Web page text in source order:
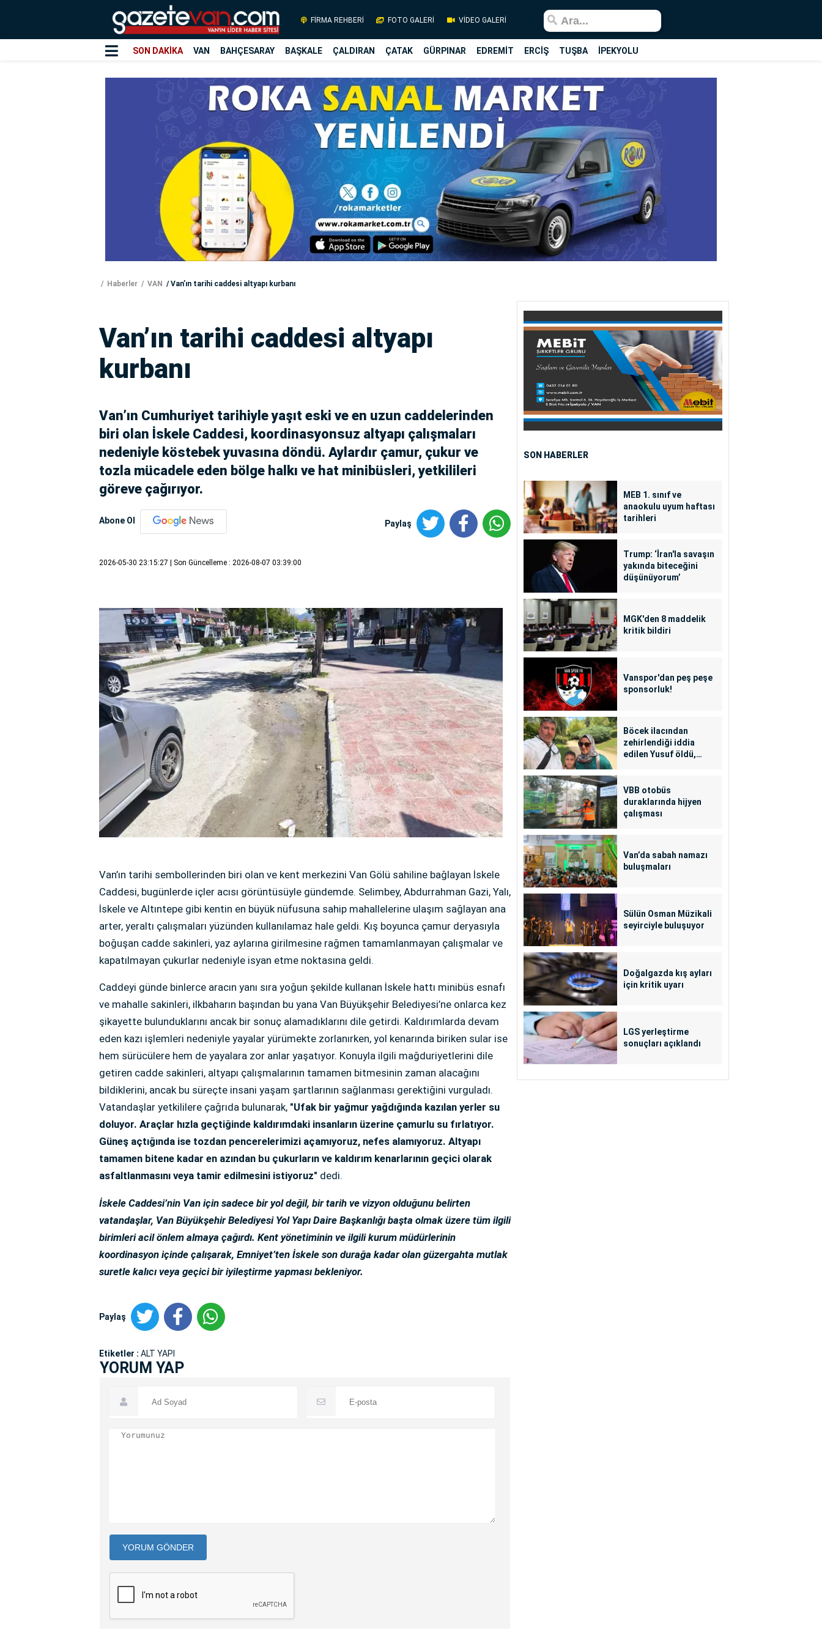
FİRMA REHBERİ FOTO GALERİ VİDEO GALERİ
SON DAKİKA VAN BAHÇESARAY BAŞKALE ÇALDIRAN ÇATAK GÜRPINAR EDREMİT ERCİŞ TUŞBA İPEKYOLU
Haberler VAN Van’ın tarihi caddesi altyapı kurbanı
Van’ın tarihi caddesi altyapı
kurbanı
Van’ın Cumhuriyet tarihiyle yaşıt eski ve en uzun caddelerinden
biri olan İskele Caddesi, koordinasyonsuz altyapı çalışmaları
nedeniyle köstebek yuvasına döndü. Aylardır çamur, çukur ve
tozla mücadele eden bölge halkı ve hat minibüsleri, yetkilileri
göreve çağırıyor.
Abone Ol Paylaş
2026-05-30 23:15:27 | Son Güncelleme : 2026-08-07 03:39:00
Van’ın tarihi sembollerinden biri olan ve kent merkezini Van Gölü sahiline bağlayan İskele
Caddesi, bugünlerde içler acısı görüntüsüyle gündemde. Selimbey, Abdurrahman Gazi, Yalı,
İskele ve Altıntepe gibi kentin en büyük nüfusuna sahip mahallelerine ulaşım sağlayan ana
arter, yeraltı çalışmaları yüzünden kullanılamaz hale geldi. Kış boyunca çamur deryasıyla
boğuşan cadde sakinleri, yaz aylarına girilmesine rağmen tamamlanmayan çalışmalar ve
kapatılmayan çukurlar nedeniyle isyan etme noktasına geldi.
Caddeyi günde binlerce aracın yanı sıra yoğun şekilde kullanan İskele hattı minibüs esnafı
ve mahalle sakinleri, ilkbaharın başından bu yana Van Büyükşehir Belediyesi’ne onlarca kez
şikayette bulunduklarını ancak bir sonuç alamadıklarını dile getirdi. Kaldırımlarda devam
eden kazı işlemleri nedeniyle yayalar yürümekte zorlanırken, yol kenarında biriken sular ise
hem sürücülere hem de yayalara zor anlar yaşatıyor. Konuyla ilgili mağduriyetlerini dile
getiren cadde sakinleri, altyapı çalışmalarının tamamen bitmesinin zaman alacağını
bildiklerini, ancak bu süreçte insani yaşam şartlarının sağlanması gerektiğini vurguladı.
Vatandaşlar yetkililere çağrıda bulunarak, "Ufak bir yağmur yağdığında kazılan yerler su
doluyor. Araçlar hızla geçtiğinde kaldırımdaki insanların üzerine çamurlu su fırlatıyor.
Güneş açtığında ise tozdan pencerelerimizi açamıyoruz, nefes alamıyoruz. Altyapı
tamamen bitene kadar en azından bu çukurların ve kaldırım kenarlarının geçici olarak
asfaltlanmasını veya tamir edilmesini istiyoruz" dedi.
İskele Caddesi’nin Van için sadece bir yol değil, bir tarih ve vizyon olduğunu belirten
vatandaşlar, Van Büyükşehir Belediyesi Yol Yapı Daire Başkanlığı başta olmak üzere tüm ilgili
birimleri acil önlem almaya çağırdı. Kent yönetiminin ve ilgili kurum müdürlerinin
koordinasyon içinde çalışarak, Emniyet’ten İskele son durağa kadar olan güzergahta mutlak
suretle kalıcı veya geçici bir iyileştirme yapması bekleniyor.
Paylaş
Etiketler : ALT YAPI
YORUM YAP
YORUM GÖNDER
SON HABERLER
MEB 1. sınıf ve
anaokulu uyum haftası
tarihleri
Trump: ‘İran'la savaşın
yakında biteceğini
düşünüyorum’
MGK'den 8 maddelik
kritik bildiri
Vanspor'dan peş peşe
sponsorluk!
Böcek ilacından
zehirlendiği iddia
edilen Yusuf öldü,
VBB otobüs
duraklarında hijyen
çalışması
Van’da sabah namazı
buluşmaları
Sülün Osman Müzikali
seyirciyle buluşuyor
Doğalgazda kış ayları
için kritik uyarı
LGS yerleştirme
sonuçları açıklandı